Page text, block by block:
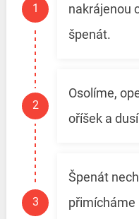
nakrájenou
špenát.
Osolíme,
oříšek a
Špenát
přimícháme